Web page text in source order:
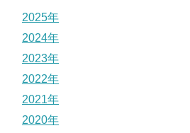
2025年
2024年
2023年
2022年
2021年
2020年